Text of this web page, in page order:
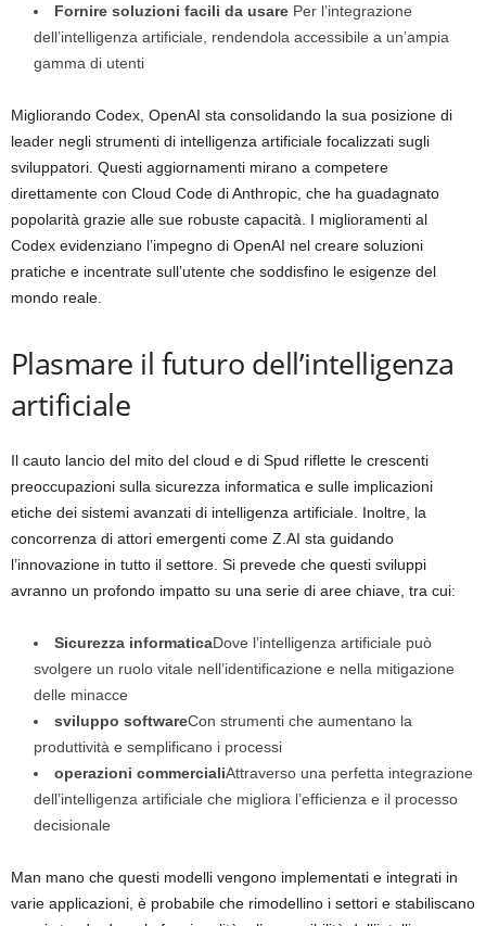
Fornire soluzioni facili da usare Per l’integrazione
dell’intelligenza artificiale, rendendola accessibile a un’ampia
gamma di utenti
Migliorando Codex, OpenAI sta consolidando la sua posizione di
leader negli strumenti di intelligenza artificiale focalizzati sugli
sviluppatori. Questi aggiornamenti mirano a competere
direttamente con Cloud Code di Anthropic, che ha guadagnato
popolarità grazie alle sue robuste capacità. I miglioramenti al
Codex evidenziano l’impegno di OpenAI nel creare soluzioni
pratiche e incentrate sull’utente che soddisfino le esigenze del
mondo reale.
Plasmare il futuro dell’intelligenza
artificiale
Il cauto lancio del mito del cloud e di Spud riflette le crescenti
preoccupazioni sulla sicurezza informatica e sulle implicazioni
etiche dei sistemi avanzati di intelligenza artificiale. Inoltre, la
concorrenza di attori emergenti come Z.AI sta guidando
l’innovazione in tutto il settore. Si prevede che questi sviluppi
avranno un profondo impatto su una serie di aree chiave, tra cui:
Sicurezza informaticaDove l’intelligenza artificiale può
svolgere un ruolo vitale nell’identificazione e nella mitigazione
delle minacce
sviluppo softwareCon strumenti che aumentano la
produttività e semplificano i processi
operazioni commercialiAttraverso una perfetta integrazione
dell’intelligenza artificiale che migliora l’efficienza e il processo
decisionale
Man mano che questi modelli vengono implementati e integrati in
varie applicazioni, è probabile che rimodellino i settori e stabiliscano